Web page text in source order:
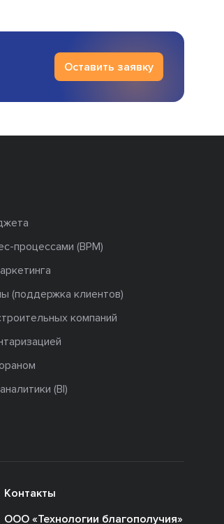
Оставить заявку
процессами (BPM)
(поддержка клиентов)
компаний
(BI)
Контакты
ООО «Технологии благополучия»